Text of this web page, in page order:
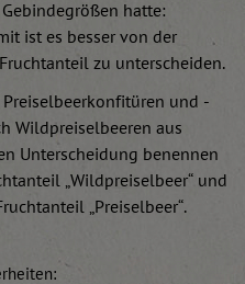
hatte:
ist es besser von der
zu unterscheiden.
und -
Wildpreiselbeeren aus
Unterscheidung benennen
„Wildpreiselbeer“ und
„Preiselbeer“.